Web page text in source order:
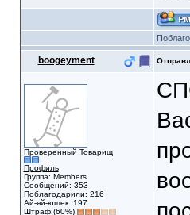
boogeyment
Проверенный Товарищ
Профиль
Группа: Members
Сообщений: 353
Поблагодарили: 216
Ай-яй-юшек: 197
Штраф:(60%)